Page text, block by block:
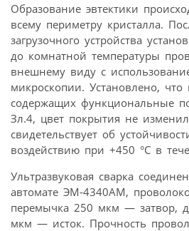
Образование эвтектики
всему периметру кристалла.
загрузочного устройства
до комнатной температуры
внешнему виду с
микроскопии. Установлено, что
содержащих функциональные
Зл.4, цвет покрытия не
свидетельствует об
воздействию при +450 °С в
Ультразвуковая сварка
автомате ЭМ-4340АМ,
перемычка 250 мкм — затвор,
мкм — исток. Прочность